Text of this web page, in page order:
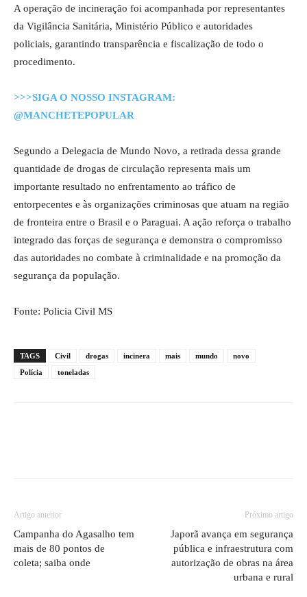
A operação de incineração foi acompanhada por representantes
da Vigilância Sanitária, Ministério Público e autoridades
policiais, garantindo transparência e fiscalização de todo o
procedimento.
>>>SIGA O NOSSO INSTAGRAM:
@MANCHETEPOPULAR
Segundo a Delegacia de Mundo Novo, a retirada dessa grande
quantidade de drogas de circulação representa mais um
importante resultado no enfrentamento ao tráfico de
entorpecentes e às organizações criminosas que atuam na região
de fronteira entre o Brasil e o Paraguai. A ação reforça o trabalho
integrado das forças de segurança e demonstra o compromisso
das autoridades no combate à criminalidade e na promoção da
segurança da população.
Fonte: Policia Civil MS
TAGS Civil drogas incinera mais mundo
novo
Polícia
toneladas
Artigo anterior
Campanha do Agasalho tem
mais de 80 pontos de
coleta; saiba onde
Próximo artigo
Japorã avança em segurança
pública e infraestrutura com
autorização de obras na área
urbana e rural